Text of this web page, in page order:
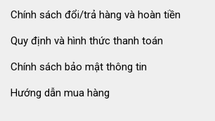
Chính sách đổi/trả hàng và hoàn tiền
Quy định và hình thức thanh toán
Chính sách bảo mật thông tin
Hướng dẫn mua hàng